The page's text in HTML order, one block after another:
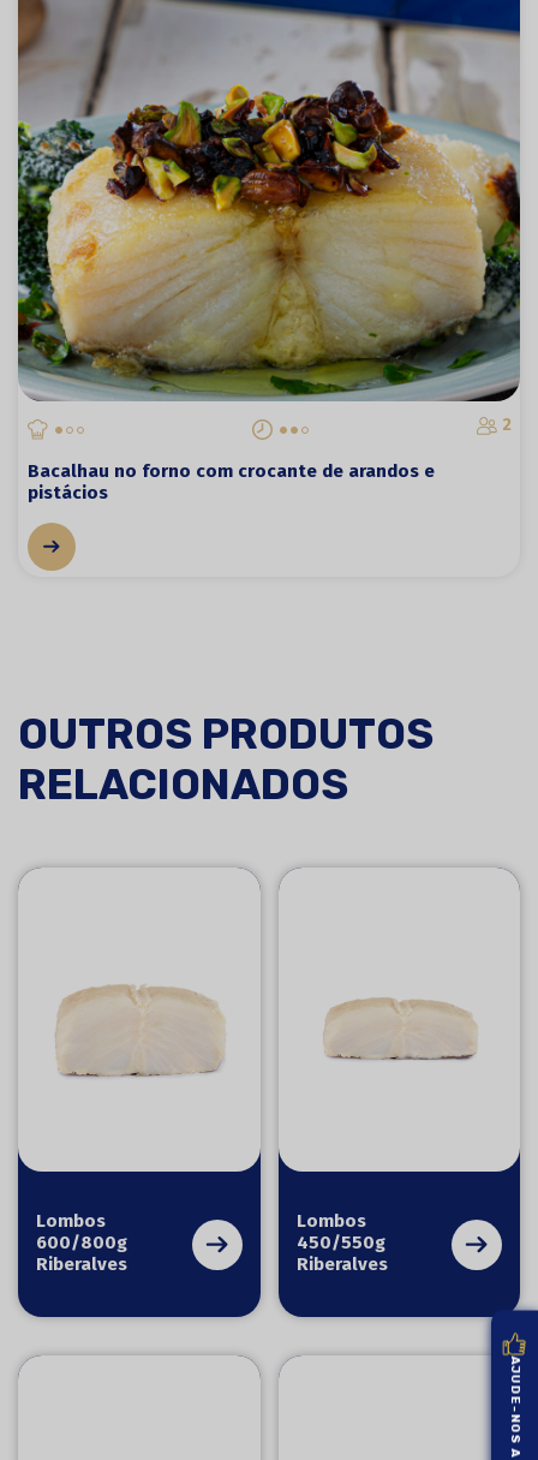
2
Bacalhau no forno com crocante de arandos e
pistácios
OUTROS PRODUTOS
RELACIONADOS
Lombos
600/800g
Riberalves
Lombos
450/550g
Riberalves